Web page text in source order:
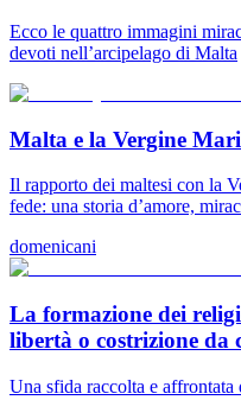
Ecco le quattro immagini
devoti nell’arcipelago di Malta
Malta e la Vergine
Il rapporto dei maltesi con la
fede: una storia d’amore,
domenicani
La formazione dei
libertà o costrizione da
Una sfida raccolta e